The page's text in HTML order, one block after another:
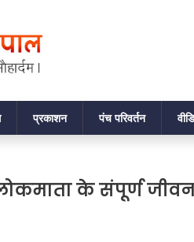
प्रकाशन पंच परिवर्तन
के संपूर्ण